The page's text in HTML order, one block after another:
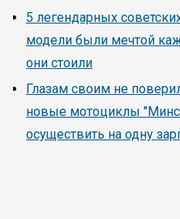
5 легендарных
модели были мечтой
они стоили
Глазам своим не
новые мотоциклы
осуществить на одну